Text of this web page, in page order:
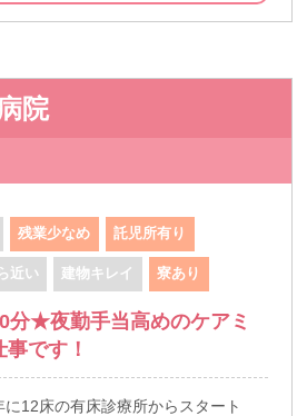
院
残業少なめ 託児所有り
近い 建物キレイ 寮あり
分★夜勤手当高めのケアミ
です！
12床の有床診療所からスタート